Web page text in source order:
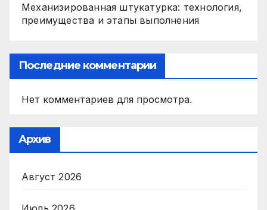
Механизированная штукатурка: технология,
преимущества и этапы выполнения
Последние комментарии
Нет комментариев для просмотра.
Архив
Август 2026